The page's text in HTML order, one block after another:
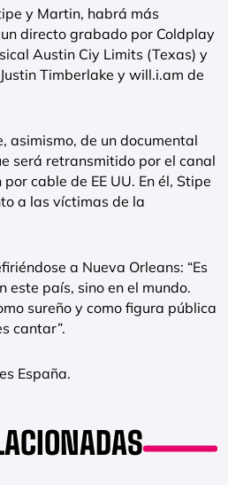
y Martin, habrá más
directo grabado por Coldplay
Austin Ciy Limits (Texas) y
Timberlake y will.i.am de
asimismo, de un documental
será retransmitido por el canal
cable de EE UU. En él, Stipe
a las víctimas de la
a Nueva Orleans: “Es
este país, sino en el mundo.
sureño y como figura pública
cantar”.
España.